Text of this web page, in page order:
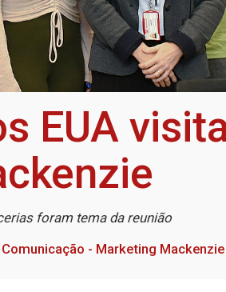
EUA
foram tema da reunião
Comunicação - Marketing Mackenzie